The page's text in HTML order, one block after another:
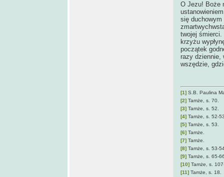
O Jezu! Boże
się duchowym
twojej śmierci.
krzyżu
początek
razy dziennie,
wszędzie,
[1] S.B. Paulina
[2] Tamże, s. 70.
[3] Tamże, s. 52.
[4] Tamże, s. 52-
[5] Tamże, s. 53.
[6] Tamże.
[7] Tamże.
[8] Tamże, s. 53-
[9] Tamże, s. 65-
[10] Tamże, s.
[11] Tamże, s. 18.